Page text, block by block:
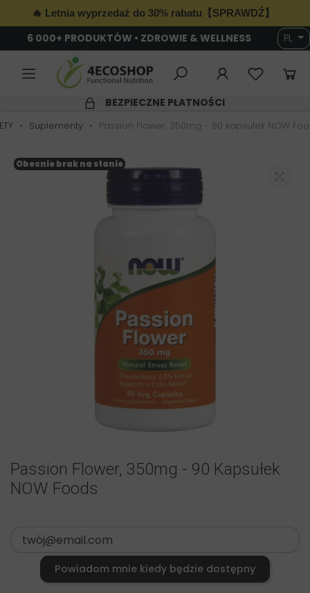
🔥 Letnia wyprzedaż do 30% rabatu【SPRAWDŹ】
6 000+ PRODUKTÓW • ZDROWIE & WELLNESS PL
BEZPIECZNE PŁATNOŚCI
Suplementy Passion Flower, 350mg - 90 kapsułek NOW
Obecnie brak na stanie
Passion Flower, 350mg - 90 Kapsułek
NOW Foods
Powiadom mnie kiedy będzie dostępny